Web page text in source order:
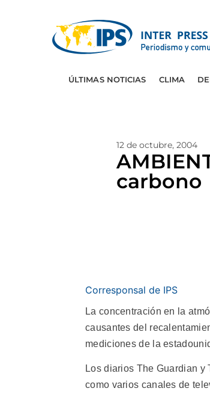
ÚLTIMAS NOTICIAS CLIMA
12 de octubre, 2004
carbono
Corresponsal de IPS
La concentración en la
causantes del
mediciones de la
Los diarios The Guardian y
como varios canales de